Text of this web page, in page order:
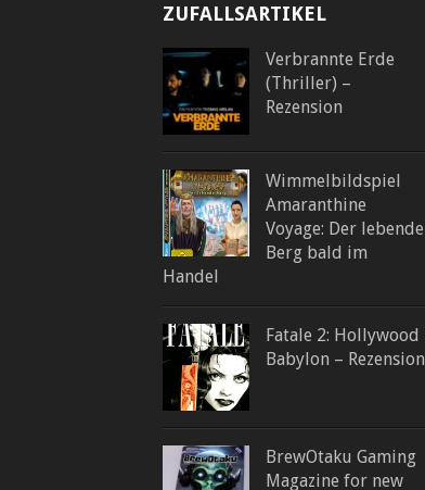
ZUFALLSARTIKEL
Verbrannte Erde
(Thriller) –
Rezension
Wimmelbildspiel
Amaranthine
Voyage: Der lebende
Berg bald im
Handel
Fatale 2: Hollywood
Babylon – Rezension
BrewOtaku Gaming
Magazine for new